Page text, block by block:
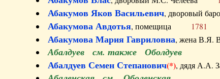
Абакумов Яков Васильевич, дворовый
Абакумова Авдотья, помещица 1781
Абакумова Мария Гавриловна, жена
Абалдуев см. также Оболдуев
Абалдуев Семен Степанович(*), дядя